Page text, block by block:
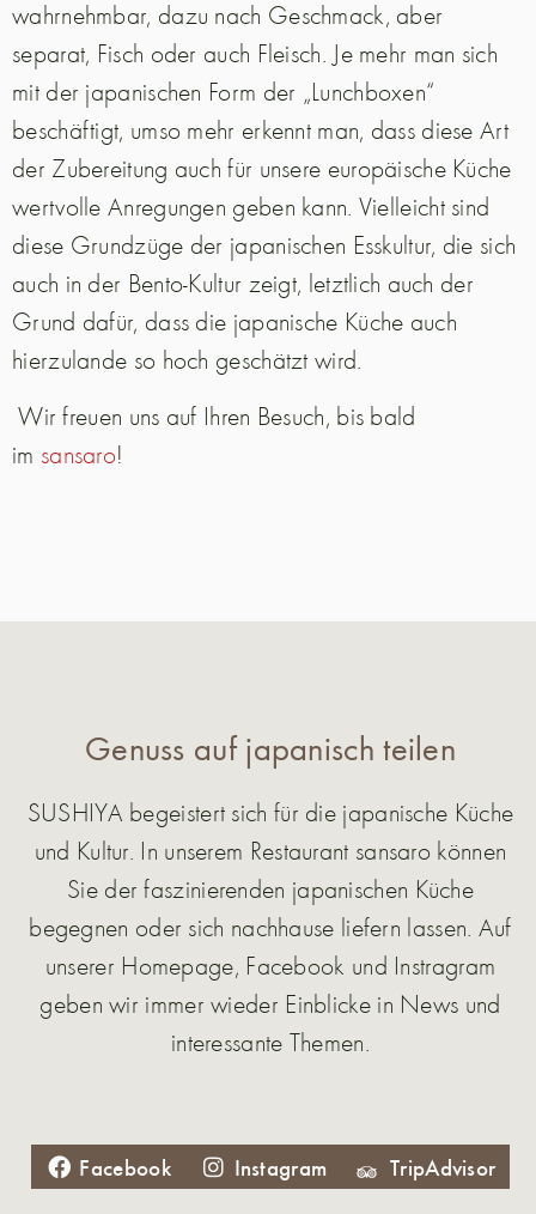
wahrnehmbar, dazu nach Geschmack, aber
separat, Fisch oder auch Fleisch. Je mehr man sich
mit der japanischen Form der „Lunchboxen“
beschäftigt, umso mehr erkennt man, dass diese Art
der Zubereitung auch für unsere europäische Küche
wertvolle Anregungen geben kann. Vielleicht sind
diese Grundzüge der japanischen Esskultur, die sich
auch in der Bento-Kultur zeigt, letztlich auch der
Grund dafür, dass die japanische Küche auch
hierzulande so hoch geschätzt wird.
Wir freuen uns auf Ihren Besuch, bis bald
im sansaro!
Genuss auf japanisch teilen
SUSHIYA begeistert sich für die japanische Küche
und Kultur. In unserem Restaurant sansaro können
Sie der faszinierenden japanischen Küche
begegnen oder sich nachhause liefern lassen. Auf
unserer Homepage, Facebook und Instragram
geben wir immer wieder Einblicke in News und
interessante Themen.
Facebook Instagram TripAdvisor